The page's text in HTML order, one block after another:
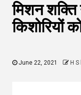
मिशन शक्ति
किशोरियों
June 22, 2021 H